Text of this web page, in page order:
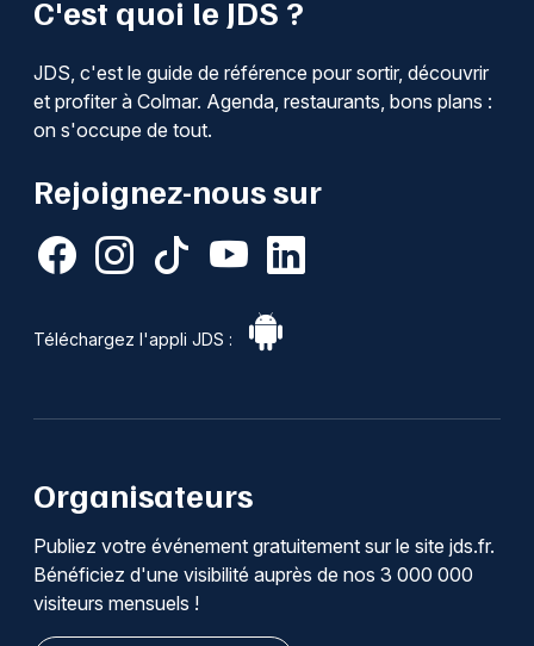
C'est quoi le JDS ?
JDS, c'est le guide de référence pour sortir, découvrir
et profiter à Colmar. Agenda, restaurants, bons plans :
on s'occupe de tout.
Rejoignez-nous sur
Téléchargez l'appli JDS :
Organisateurs
Publiez votre événement gratuitement sur le site jds.fr.
Bénéficiez d'une visibilité auprès de nos 3 000 000
visiteurs mensuels !